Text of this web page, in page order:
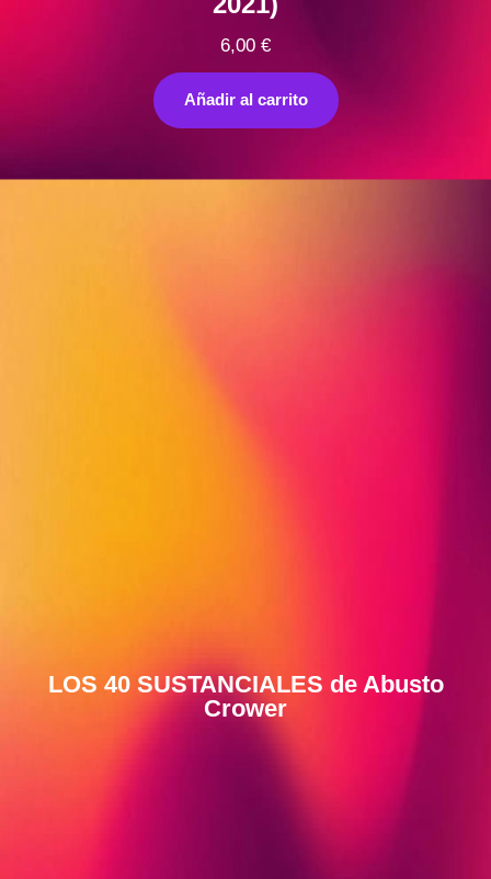
6,00 €
Añadir al carrito
LOS 40 SUSTANCIALES de Abusto
Crower